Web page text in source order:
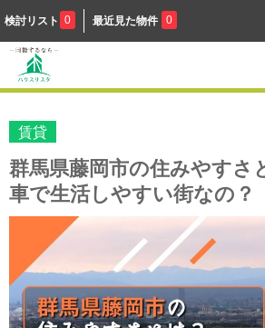
検討リスト 0 最近見た物件 0
賃貸
群馬県藤岡市の住みやすさ
車で生活しやすい街なの？